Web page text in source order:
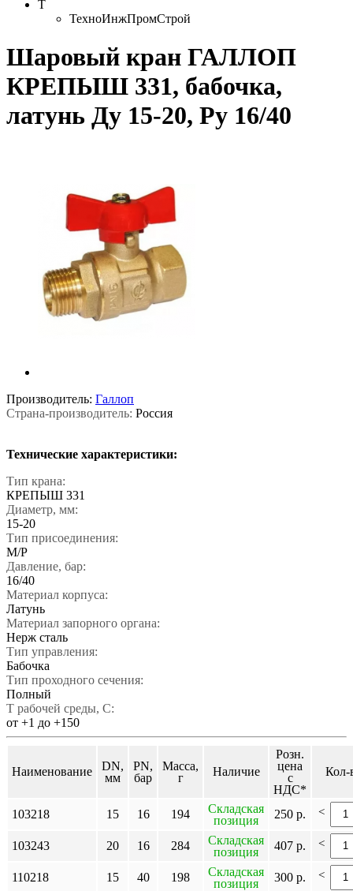
Т
ТехноИнжПромСтрой
Шаровый кран ГАЛЛОП
КРЕПЫШ 331, бабочка,
латунь Ду 15-20, Ру 16/40
Производитель: Галлоп
Страна-производитель: Россия
Технические характеристики:
Тип крана:
КРЕПЫШ 331
Диаметр, мм:
15-20
Тип присоединения:
М/Р
Давление, бар:
16/40
Материал корпуса:
Латунь
Материал запорного органа:
Нерж сталь
Тип управления:
Бабочка
Тип проходного сечения:
Полный
Т рабочей среды, C:
от +1 до +150
Наименование
DN,
мм
PN,
бар
Масса,
г
Наличие
Розн.
цена
с
НДС*
Кол-
103218 15 16 194
Складская
позиция
250 р. <
103243 20 16 284
Складская
позиция
407 р. <
110218 15 40 198
Складская
позиция
300 р. <